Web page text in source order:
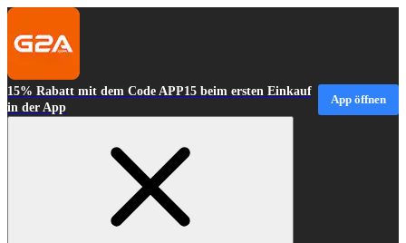
15% Rabatt mit dem Code APP15 beim ersten Einkauf
in der App
App öffnen